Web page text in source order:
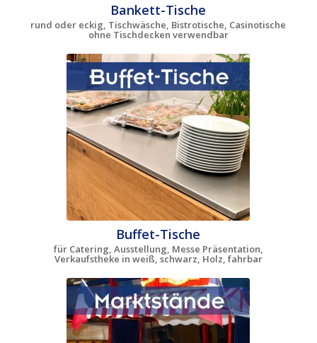
Bankett-Tische
rund oder eckig, Tischwäsche, Bistrotische, Casinotische
ohne Tischdecken verwendbar
Buffet-Tische
für Catering, Ausstellung, Messe Präsentation,
Verkaufstheke in weiß, schwarz, Holz, fahrbar